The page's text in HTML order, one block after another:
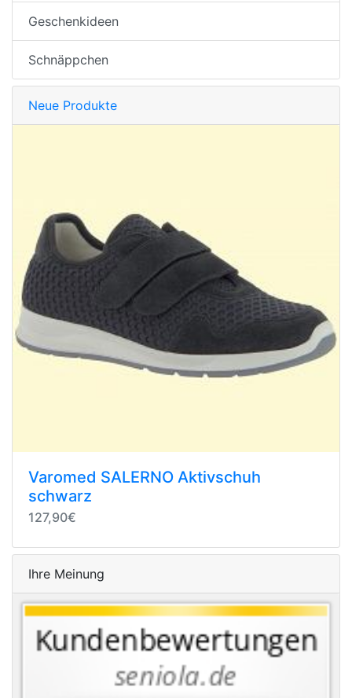
Geschenkideen
Schnäppchen
Neue Produkte
Varomed SALERNO Aktivschuh
schwarz
127,90€
Ihre Meinung